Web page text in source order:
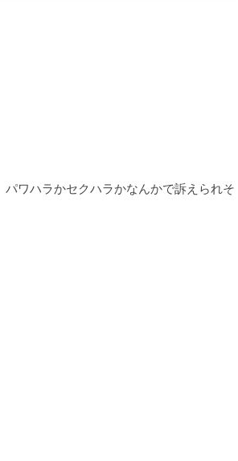
パワハラかセクハラかなんかで訴えられそ